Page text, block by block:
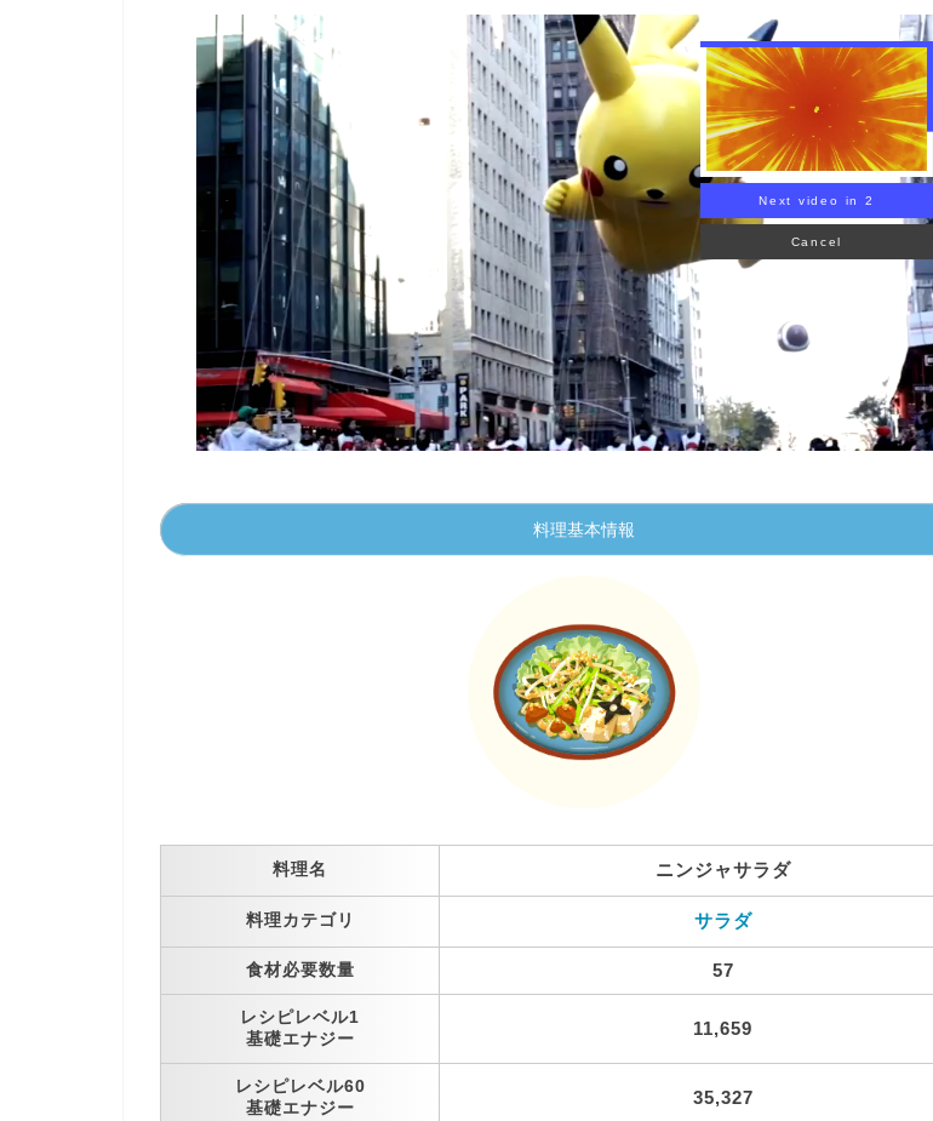
Next video in 1
Cancel
料理基本情報
料理名 ニンジャサラダ
料理カテゴリ サラダ
食材必要数量 57
レシピレベル1
基礎エナジー
11,659
レシピレベル60
基礎エナジー
35,327